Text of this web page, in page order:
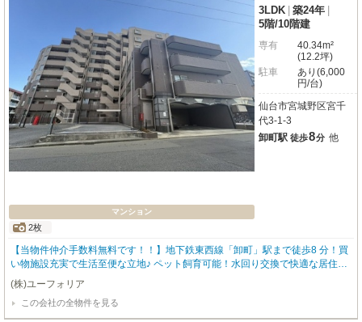
マンション
2枚
3LDK 築24年
5階/10階建
専有
40.34m²
(12.2坪)
駐車
あり(6,000
円/台)
仙台市宮城野区宮千
代3-1-3
卸町駅 徒歩8分 他
【当物件仲介手数料無料です！！】地下鉄東西線「卸町」駅まで徒歩8 分！買
い物施設充実で生活至便な立地♪ ペット飼育可能！水回り交換で快適な居住空
間の実現♪
(株)ユーフォリア
この会社の全物件を見る